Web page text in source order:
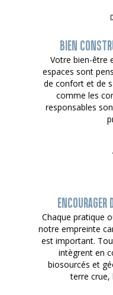
BIEN
Votre bien-être
espaces sont
de confort et de
comme les
responsables
ENCOURAGER
Chaque pratique
notre empreinte
est important.
intègrent en
biosourcés et
terre crue,